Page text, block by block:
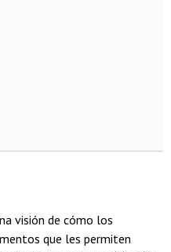
visión de cómo los
que les permiten